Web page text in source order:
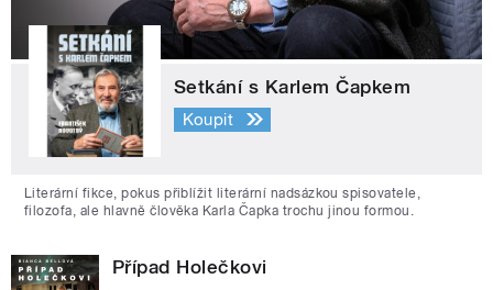
Setkání s Karlem Čapkem
Koupit
Literární fikce, pokus přiblížit literární nadsázkou spisovatele,
filozofa, ale hlavně člověka Karla Čapka trochu jinou formou.
Případ Holečkovi